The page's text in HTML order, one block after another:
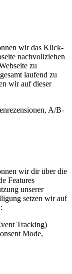
wir das Klick-
nachvollziehen
zu
laufend zu
wir auf dieser
A/B-
wir dir über die
Features
unserer
setzen wir auf
Tracking)
Mode,